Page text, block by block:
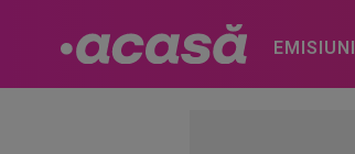
EMISIUNI